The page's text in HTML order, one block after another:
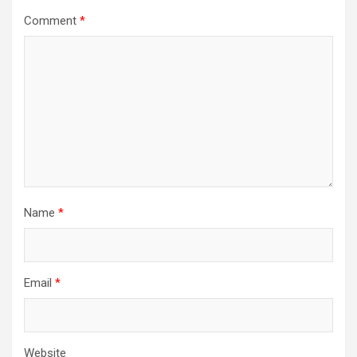
Comment *
Name *
Email *
Website